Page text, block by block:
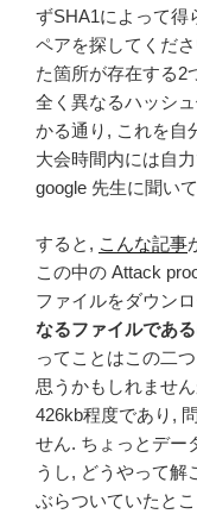
ずSHA1によって得
ペアを探してくだ
た箇所が存在する2
全く異なるハッシ
かる通り, これを自
大会時間内には自
google 先生に聞い
すると, こんな記事
この中の Attack
ファイルをダウン
なるファイルであ
ってことはこの二
思うかもしれませ
426kb程度であり,
せん. ちょっとデー
うし, どうやって解
ぶらついていたと